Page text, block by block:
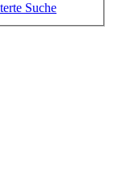
Suche